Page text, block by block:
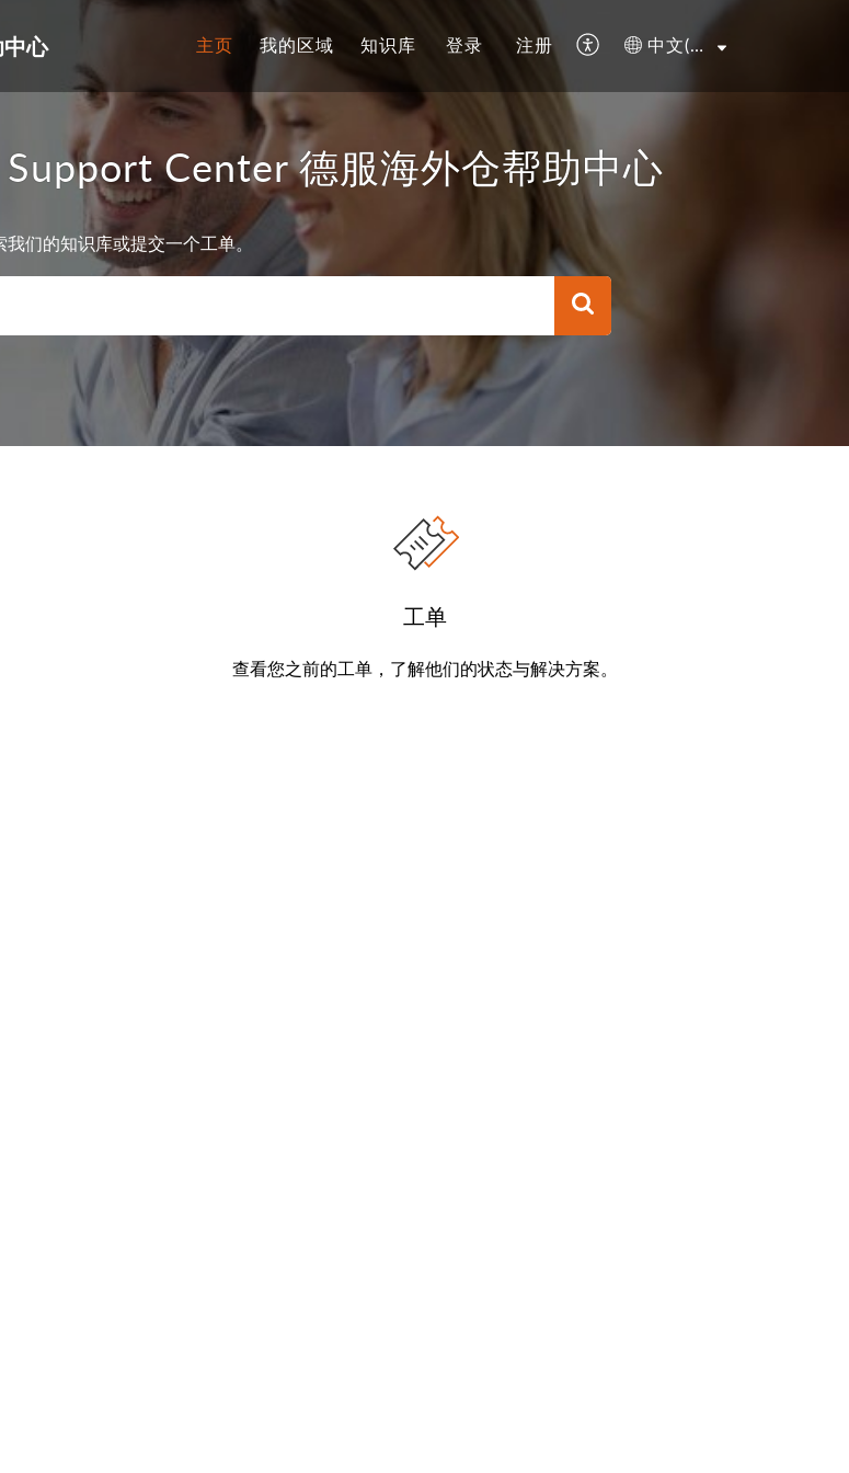
心 主页 我的区域 知识库 登录 注册 中文(简体)
Center 德服海外仓帮助中心
我们的知识库或提交一个工单。
工单
查看您之前的工单，了解他们的状态与解决方案。